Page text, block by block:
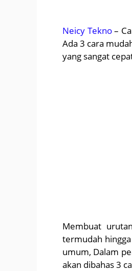
Neicy Tekno–
Ada 3 cara
yang sangat
Membuat
termudah
umum, Dalam
akan dibahas 3